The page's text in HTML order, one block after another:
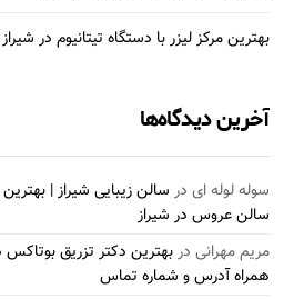
بهترین مرکز لیزر با دستگاه تیتانیوم در شیراز
آخرین دیدگاه‌ها
سوله لوله ای در سالن زیبایی شیراز | بهترین
سالن عروس در شیراز
مریم مهرانی دربهترین دکتر تزریق بوتاکس
همراه آدرس و شماره تماس